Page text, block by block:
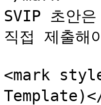
SVIP 초안
직접 제출해
<mark